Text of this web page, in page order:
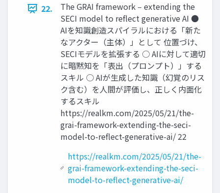
22.
The GRAI framework ‒ extending the
SECI model to reﬂect generative AI ●
AIを知識創造スパイラルにおける「新た
なアクター（主体）」として 位置づけ、
SECIモデルを拡張する ○ AIに対して適切
に暗黙知を「表出（プロンプト）」する
スキル ○ AIが⽣成した知識（幻覚のリス
ク含む）を⼈間が評価し、正しく内⾯化
するスキル
https://realkm.com/2025/05/21/the-
grai-framework-extending-the-seci-
model-to-reﬂect-generative-ai/ 22
https://realkm.com/2025/05/21/the-
grai-framework-extending-the-seci-
model-to-reflect-generative-ai/